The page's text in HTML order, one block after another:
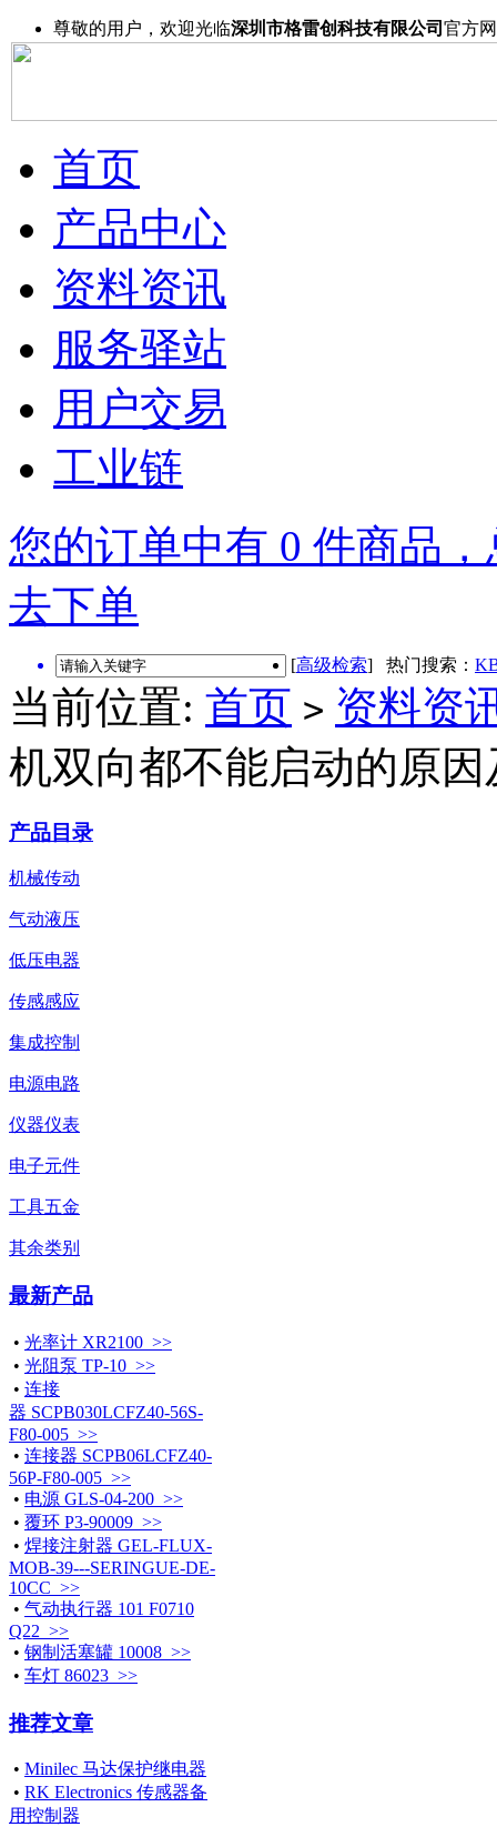
尊敬的用户，欢迎光临深圳市格雷创科技有限公司 官方
首页
产品中心
资料资讯
服务驿站
用户交易
工业链
您的订单中有 0 件商品
去下单
[高级检索] 热门搜索：
当前位置: 首页 > 资料资
机双向都不能启动的原因
产品目录
机械传动
气动液压
低压电器
传感感应
集成控制
电源电路
仪器仪表
电子元件
工具五金
其余类别
最新产品
• 光率计 XR2100 >>
• 光阻泵 TP-10 >>
• 连接
器 SCPB030LCFZ40-56S-
F80-005 >>
• 连接器 SCPB06LCFZ40-
56P-F80-005 >>
• 电源 GLS-04-200 >>
• 覆环 P3-90009 >>
• 焊接注射器 GEL-FLUX-
MOB-39---SERINGUE-DE-
10CC >>
• 气动执行器 101 F0710
Q22 >>
• 钢制活塞罐 10008 >>
• 车灯 86023 >>
推荐文章
• Minilec 马达保护继电器
• RK Electronics 传感器备
用控制器